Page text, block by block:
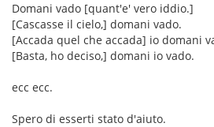
Domani vado [quant'e' vero iddio.]
[Cascasse il cielo,] domani vado.
[Accada quel che accada] io domani
[Basta, ho deciso,] domani io vado.
ecc ecc.
Spero di esserti stato d'aiuto.